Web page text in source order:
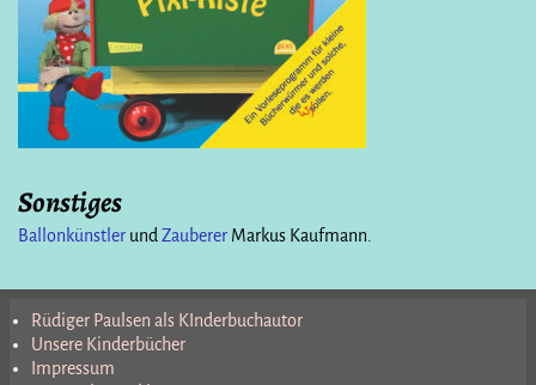
Sonstiges
Ballonkünstler und Zauberer Markus Kaufmann.
Rüdiger Paulsen als KInderbuchautor
Unsere Kinderbücher
Impressum